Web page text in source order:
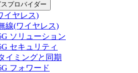
プロバイダー
イヤレス)
線(ワイヤレス)
ソリューション
セキュリティ
イミングと同期
フォワード